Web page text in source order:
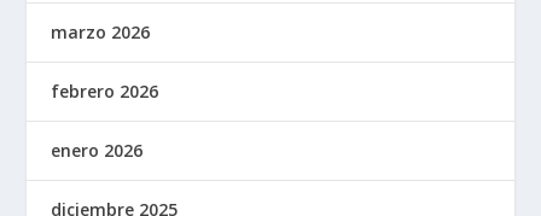
marzo 2026
febrero 2026
enero 2026
diciembre 2025